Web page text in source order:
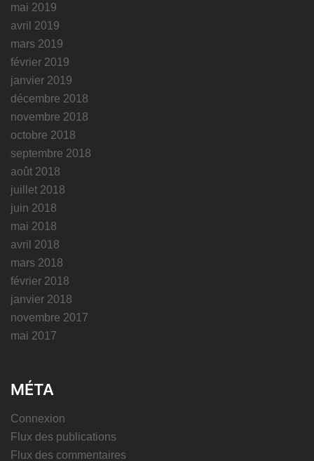
mai 2019
avril 2019
mars 2019
février 2019
janvier 2019
décembre 2018
novembre 2018
octobre 2018
septembre 2018
août 2018
juillet 2018
juin 2018
mai 2018
avril 2018
mars 2018
février 2018
janvier 2018
novembre 2017
mai 2017
MÉTA
Connexion
Flux des publications
Flux des commentaires